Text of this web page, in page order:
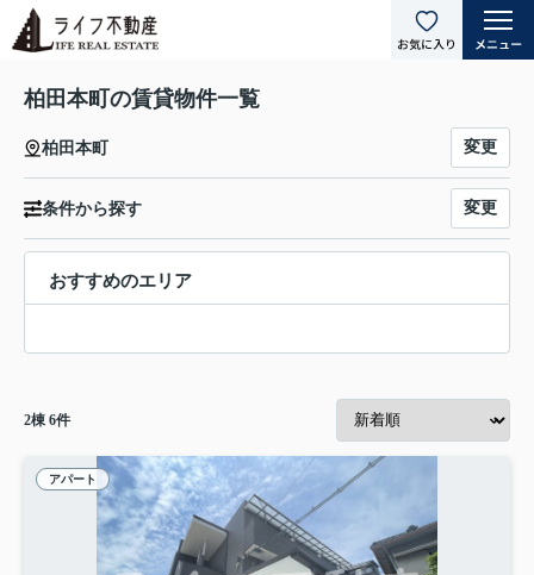
柏田本町の賃貸物件一覧
柏田本町 変更
条件から探す 変更
おすすめのエリア
2棟 6件
アパート